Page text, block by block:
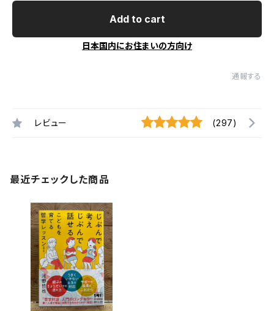
Add to cart
日本国内にお住まいの方向け
通報する
レビュー (297)
最近チェックした商品